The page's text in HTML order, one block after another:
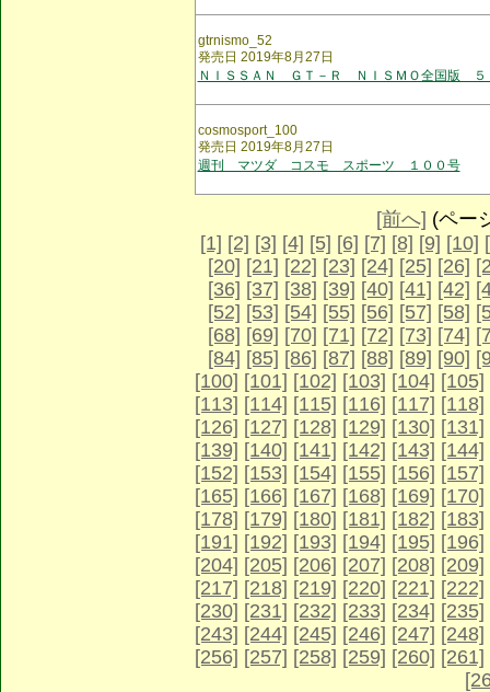
gtrnismo_52
発売日 2019年8月27日
ＮＩＳＳＡＮ ＧＴ－Ｒ ＮＩＳＭＯ全国版 ５
cosmosport_100
発売日 2019年8月27日
週刊 マツダ コスモ スポーツ １００号
[前へ] (ペー
[1] [2] [3] [4] [5] [6] [7] [8] [9] [10]
[20] [21] [22] [23] [24] [25] [26]
[36] [37] [38] [39] [40] [41] [42]
[52] [53] [54] [55] [56] [57] [58]
[68] [69] [70] [71] [72] [73] [74]
[84] [85] [86] [87] [88] [89] [90]
[100] [101] [102] [103] [104] [105]
[113] [114] [115] [116] [117] [118]
[126] [127] [128] [129] [130] [131]
[139] [140] [141] [142] [143] [144]
[152] [153] [154] [155] [156] [157]
[165] [166] [167] [168] [169] [170]
[178] [179] [180] [181] [182] [183]
[191] [192] [193] [194] [195] [196]
[204] [205] [206] [207] [208] [209]
[217] [218] [219] [220] [221] [222]
[230] [231] [232] [233] [234] [235]
[243] [244] [245] [246] [247] [248]
[256] [257] [258] [259] [260] [261]